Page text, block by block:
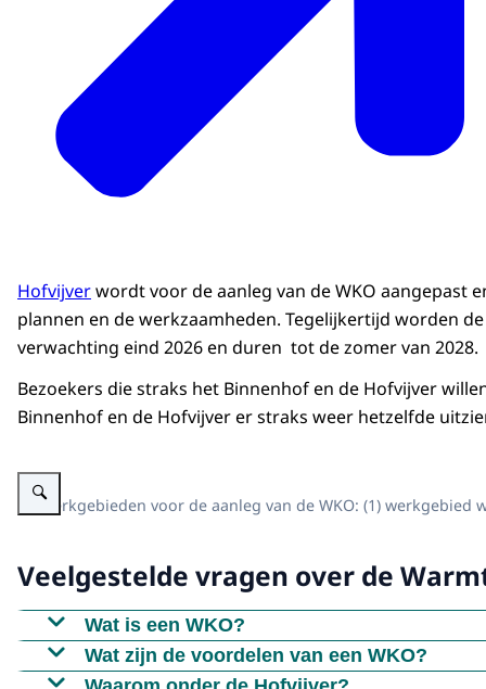
Hofvijverwordt voor de aanleg van de WKO
plannen en de werkzaamheden. Tegelijkertijd worden
verwachting eind 2026 en duren tot de zomer van 2028.
Bezoekers die straks het Binnenhof en de Hofvijver
Binnenhof en de Hofvijver er straks weer hetzelfde
Vergroot afbeelding 3D-overzicht Hofvijver met de werkgebieden
De werkgebieden voor de aanleg van de WKO: (1)
Veelgestelde vragen over de
Wat is een WKO?
WKO staat voor Warmte-Koude-Opslag. Dat is
van gebouwen.
Wat zijn de voordelen van een WKO?